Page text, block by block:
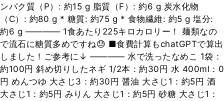
ンパク質（P）: 約15 g 脂質（F）: 約6 g 炭水化物
（C）: 約80 g * 糖質: 約75 g * 食物繊維: 約5 g 塩分:
約6 g ―――― 1食あたり225キロカロリー！ 麺類なの
で流石に糖質多めですね😓 ■食費計算もchatGPTで算出
しました！ご参考に↓ ―――― 水で洗ったなめこ 1袋：
約100円 斜め切りしたネギ 1/2本：約30円 水 400ml：0
円 めんつゆ 大さじ3：約30円 醤油 大さじ1：約5円 酒
大さじ1：約5円 みりん 大さじ1：約5円 砂糖 大さじ1：